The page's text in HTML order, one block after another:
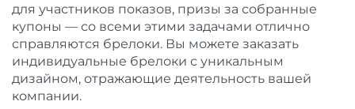
для участников показов, призы за собранные
купоны — со всеми этими задачами отлично
справляются брелоки. Вы можете заказать
индивидуальные брелоки с уникальным
дизайном, отражающие деятельность вашей
компании.